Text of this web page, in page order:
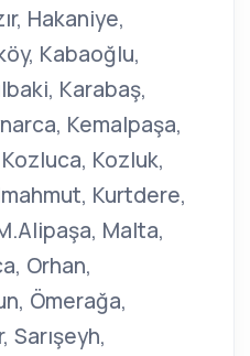
Hakaniye,
Kabaoğlu,
Karabaş,
Kemalpaşa,
Kozluk,
Kurtdere,
Malta,
Orhan,
Ömerağa,
Sarışeyh,